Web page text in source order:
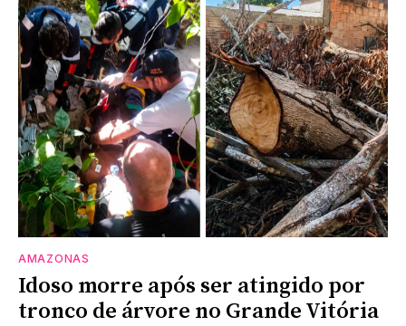
AMAZONAS
Idoso morre após ser atingido por
tronco de árvore no Grande Vitória